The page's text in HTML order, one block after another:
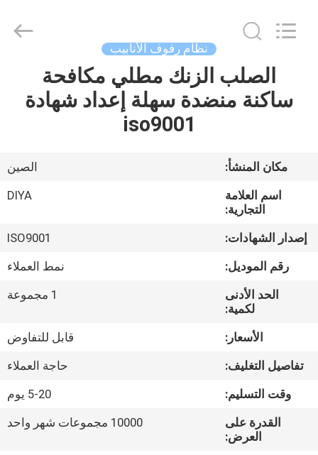
مسكن
معلومات
جولة
المعمل
مراقبة
الجودة
اتصل
نظام رفوف الأنابيب
الصلب الزنك مطلي مكافحة
ساكنة منضدة سهلة إعداد شهادة
iso9001
مكان المنشأ:
الصين
اسم العلامة
التجارية:
DIYA
إصدار الشهادات:
ISO9001
رقم الموديل:
نمط العملاء
الحد الأدنى
لكمية:
1 مجموعة
الأسعار:
قابل للتفاوض
تفاصيل التغليف:
حاجة العملاء
وقت التسليم:
5-20 يوم
القدرة على
العرض:
10000 مجموعات شهر واحد